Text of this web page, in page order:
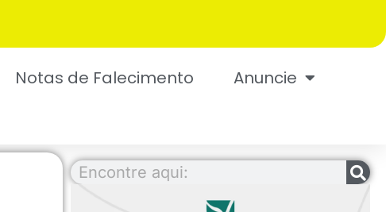
Notas de Falecimento
Anuncie